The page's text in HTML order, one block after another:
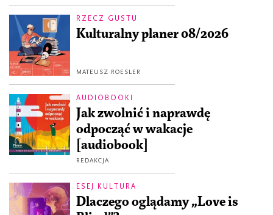
RZECZ GUSTU
Kulturalny planer 08/2026
MATEUSZ ROESLER
AUDIOBOOKI
Jak zwolnić i naprawdę
odpocząć w wakacje
[audiobook]
REDAKCJA
ESEJ KULTURA
Dlaczego oglądamy „Love is